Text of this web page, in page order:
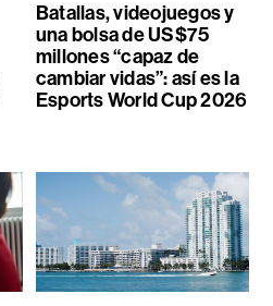
Batallas, videojuegos y
una bolsa de US$75
millones “capaz de
cambiar vidas”: así es la
Esports World Cup 2026